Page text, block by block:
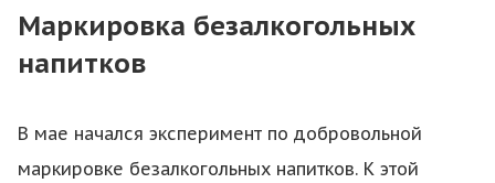
Маркировка безалкогольных
напитков
В мае начался эксперимент по добровольной
маркировке безалкогольных напитков. К этой